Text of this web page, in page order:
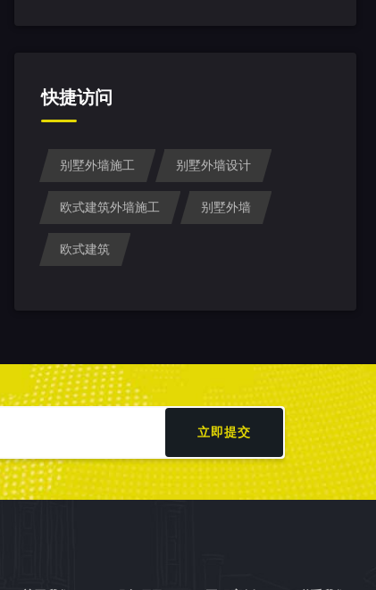
快捷访问
别墅外墙施工 别墅外墙设计
欧式建筑外墙施工 别墅外墙
欧式建筑
立即提交